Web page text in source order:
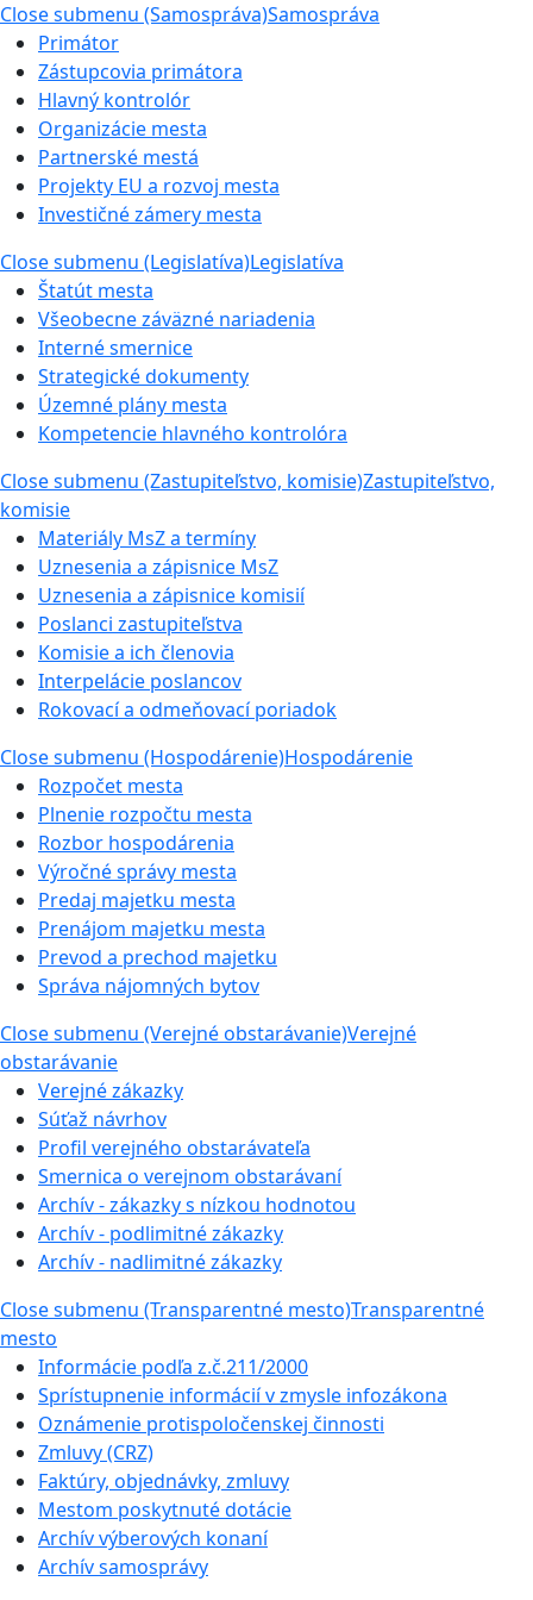
Close submenu (Samospráva)Samospráva
Primátor
Zástupcovia primátora
Hlavný kontrolór
Organizácie mesta
Partnerské mestá
Projekty EU a rozvoj mesta
Investičné zámery mesta
Close submenu (Legislatíva)Legislatíva
Štatút mesta
Všeobecne záväzné nariadenia
Interné smernice
Strategické dokumenty
Územné plány mesta
Kompetencie hlavného kontrolóra
Close submenu (Zastupiteľstvo, komisie)Zastupiteľstvo,
komisie
Materiály MsZ a termíny
Uznesenia a zápisnice MsZ
Uznesenia a zápisnice komisií
Poslanci zastupiteľstva
Komisie a ich členovia
Interpelácie poslancov
Rokovací a odmeňovací poriadok
Close submenu (Hospodárenie)Hospodárenie
Rozpočet mesta
Plnenie rozpočtu mesta
Rozbor hospodárenia
Výročné správy mesta
Predaj majetku mesta
Prenájom majetku mesta
Prevod a prechod majetku
Správa nájomných bytov
Close submenu (Verejné obstarávanie)Verejné
obstarávanie
Verejné zákazky
Súťaž návrhov
Profil verejného obstarávateľa
Smernica o verejnom obstarávaní
Archív - zákazky s nízkou hodnotou
Archív - podlimitné zákazky
Archív - nadlimitné zákazky
Close submenu (Transparentné mesto)Transparentné
mesto
Informácie podľa z.č.211/2000
Sprístupnenie informácií v zmysle infozákona
Oznámenie protispoločenskej činnosti
Zmluvy (CRZ)
Faktúry, objednávky, zmluvy
Mestom poskytnuté dotácie
Archív výberových konaní
Archív samosprávy